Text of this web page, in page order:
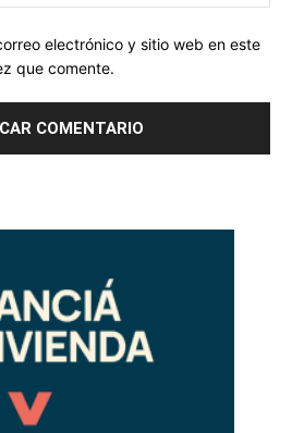
electrónico y sitio web en este
que comente.